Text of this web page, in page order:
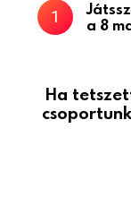
a 8
Ha